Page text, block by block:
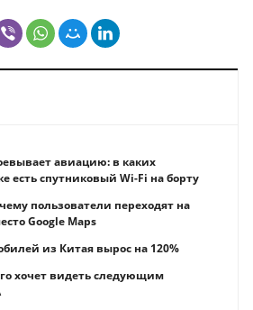
авиацию: в каких
есть спутниковый Wi-Fi на борту
пользователи переходят на
Google Maps
из Китая вырос на 120%
хочет видеть следующим